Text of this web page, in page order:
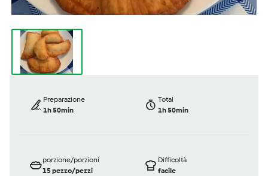
Preparazione
1h 50min
Total
1h 50min
porzione/porzioni
15pezzo/pezzi
Difficoltà
facile